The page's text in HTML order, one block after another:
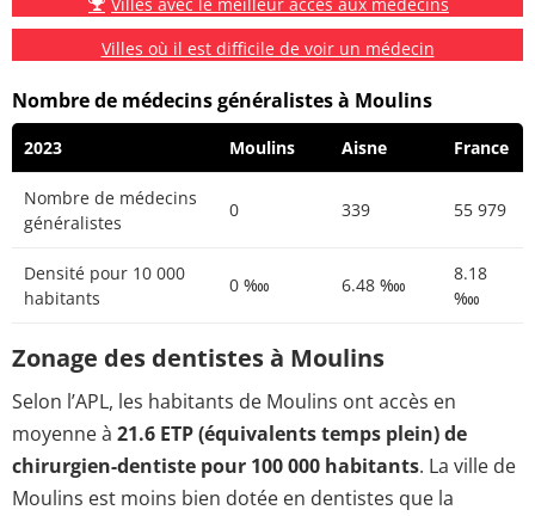
Villes où il est difficile de voir un médecin
Nombre de médecins généralistes à Moulins
2023 Moulins Aisne France
Nombre de médecins
généralistes
0 339 55 979
Densité pour 10 000
habitants
0 ‱ 6.48 ‱
8.18
‱
Zonage des dentistes à Moulins
Selon l’APL, les habitants de Moulins ont accès en
moyenne à 21.6 ETP (équivalents temps plein) de
chirurgien-dentiste pour 100 000 habitants. La ville de
Moulins est moins bien dotée en dentistes que la